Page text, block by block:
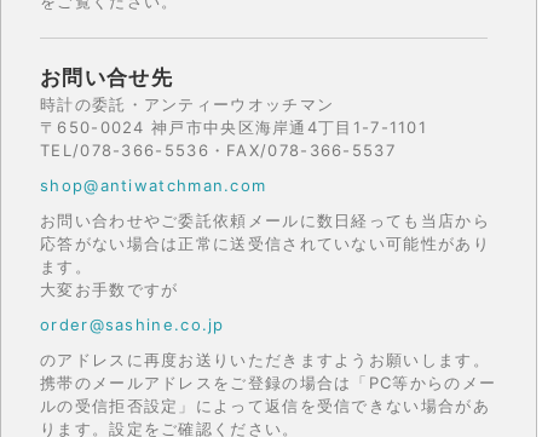
お問い合せ先
時計の委託・アンティーウオッチマン
〒650-0024 神戸市中央区海岸通4丁目1-7-1101
TEL/078-366-5536・FAX/078-366-5537
shop@antiwatchman.com
お問い合わせやご委託依頼メールに数日経っても当店から
応答がない場合は正常に送受信されていない可能性があり
ます。
大変お手数ですが
order@sashine.co.jp
のアドレスに再度お送りいただきますようお願いします。
携帯のメールアドレスをご登録の場合は「PC等からのメー
ルの受信拒否設定」によって返信を受信できない場合があ
ります。設定をご確認ください。